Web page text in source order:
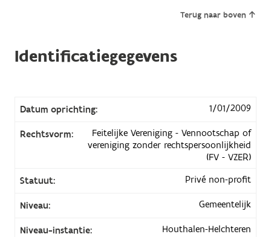
Terug naar boven
Identificatiegegevens
Datum oprichting: 1/01/2009
Rechtsvorm:
Feitelijke Vereniging - Vennootschap of
vereniging zonder rechtspersoonlijkheid
(FV - VZER)
Statuut:
Privé non-profit
Niveau: Gemeentelijk
Niveau-instantie: Houthalen-Helchteren